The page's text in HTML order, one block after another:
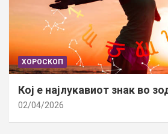
ХОРОСКОП
Кој е најлукавиот знак во
02/04/2026